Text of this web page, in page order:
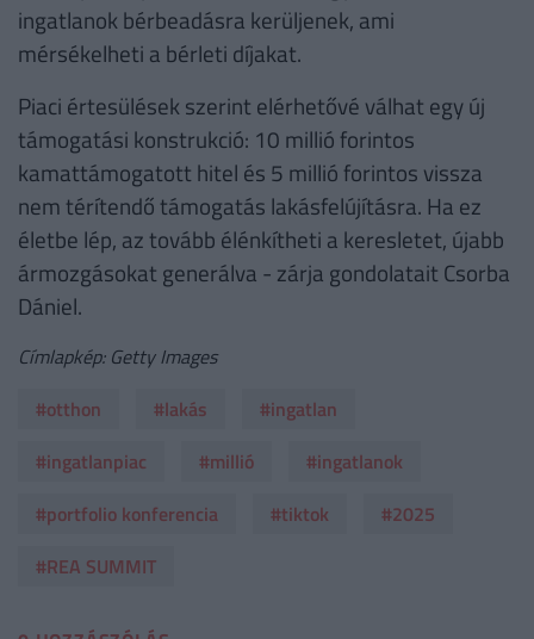
ingatlanok bérbeadásra kerüljenek, ami
mérsékelheti a bérleti díjakat.
Piaci értesülések szerint elérhetővé válhat egy új
támogatási konstrukció: 10 millió forintos
kamattámogatott hitel és 5 millió forintos vissza
nem térítendő támogatás lakásfelújításra. Ha ez
életbe lép, az tovább élénkítheti a keresletet, újabb
ármozgásokat generálva - zárja gondolatait Csorba
Dániel.
Címlapkép: Getty Images
#otthon
#lakás
#ingatlan
#ingatlanpiac
#millió
#ingatlanok
#portfolio konferencia
#tiktok
#2025
#REA SUMMIT